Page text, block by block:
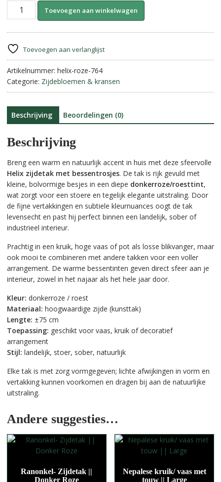
Helix
Donkerroze
aantal
Toevoegen aan winkelwagen
n
i
:
Toevoegen aan verlanglijst
Artikelnummer: helix-roze-764
Categorie: Zijdebloemen & kransen
Beschrijving Beoordelingen (0)
Beschrijving
Breng een warm en natuurlijk accent in huis met deze sfeervolle
Helix zijdetak met bessentrosjes. De tak is rijk gevuld met
kleine, bolvormige besjes in een diepe donkerroze/roesttint,
wat zorgt voor een stoere en tegelijk elegante uitstraling. Door
de fijne vertakkingen en subtiele kleurnuances oogt de tak
levensecht en past hij perfect binnen een landelijk, sober of
industrieel interieur.
Prachtig in een kruik, hoge vaas of pot als losse blikvanger, maar
ook mooi te combineren met andere takken voor een voller
arrangement. De warme bessentinten geven direct sfeer aan je
interieur, zowel in het najaar als het hele jaar door.
Kleur: donkerroze / roest
Materiaal: hoogwaardige zijde (kunsttak)
Lengte: ±75 cm
Toepassing: geschikt voor vaas, kruik of decoratief
arrangement
Stijl: landelijk, stoer, sober, natuurlijk
Elke tak is met zorg vormgegeven; lichte afwijkingen in vorm en
vertakking kunnen voorkomen en dragen bij aan de natuurlijke
uitstraling.
Andere suggesties…
Ranonkel- Zijdetak ||
Donker Roze
Nepalese kruik/ vaas met
touw || Large